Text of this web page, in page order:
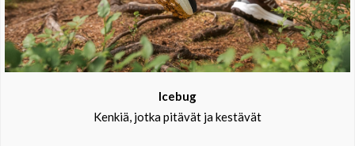
Icebug
Kenkiä, jotka pitävät ja kestävät